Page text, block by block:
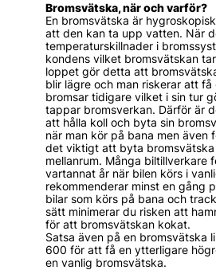
Bromsvätska, när och varför?
En bromsvätska är
att den kan ta upp vatten. När
temperaturskillnader i
kondens vilket bromsvätskan
loppet gör detta att
blir lägre och man riskerar att få
bromsar tidigare vilket i sin tur
tappar bromsverkan. Därför är
att hålla koll och byta sin
när man kör på bana men även
det viktigt att byta bromsvätska
mellanrum. Många biltillverkare
vartannat år när bilen körs i
rekommenderar minst en gång
bilar som körs på bana och
sätt minimerar du risken att
för att bromsvätskan kokat.
Satsa även på en bromsvätska
600 för att få en ytterligare
en vanlig bromsvätska.